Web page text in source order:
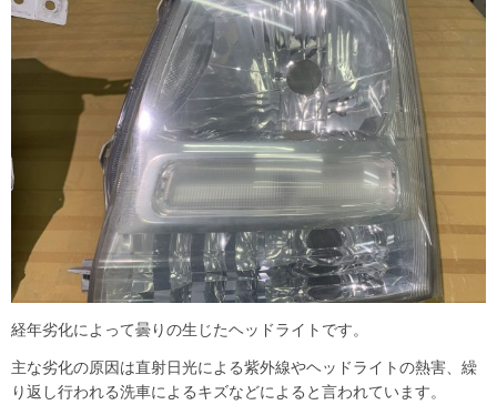
経年劣化によって曇りの生じたヘッドライトです。
主な劣化の原因は直射日光による紫外線やヘッドライトの熱害、繰
り返し行われる洗車によるキズなどによると言われています。